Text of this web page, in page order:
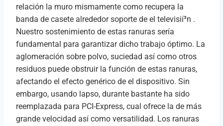
relación la muro mismamente­ como recupera la
banda de casete alrededor soporte de el televisií³n .
Nuestro sostenimiento de estas ranuras serí­a
fundamental para garantizar dicho trabajo óptimo. La
aglomeración sobre polvo, suciedad así­ como otros
residuos puede obstruir la función de estas ranuras,
afectando el efecto genérico de el dispositivo. Sin
embargo, usando lapso, durante bastante ha sido
reemplazada para PCI-Express, cual ofrece la de más
grande velocidad así­ como versatilidad. Los ranuras